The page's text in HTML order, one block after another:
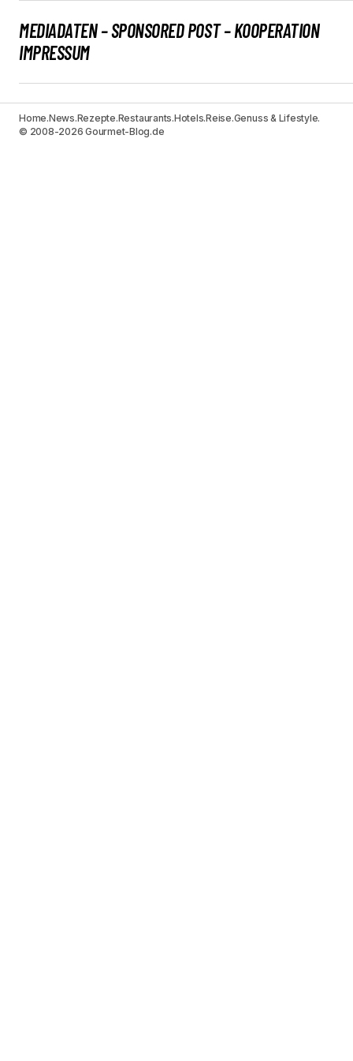
MEDIADATEN – SPONSORED POST – KOOPERATION
IMPRESSUM
Home.News.Rezepte.Restaurants.Hotels.Reise.Genuss & Lifestyle.
© 2008-2026 Gourmet-Blog.de